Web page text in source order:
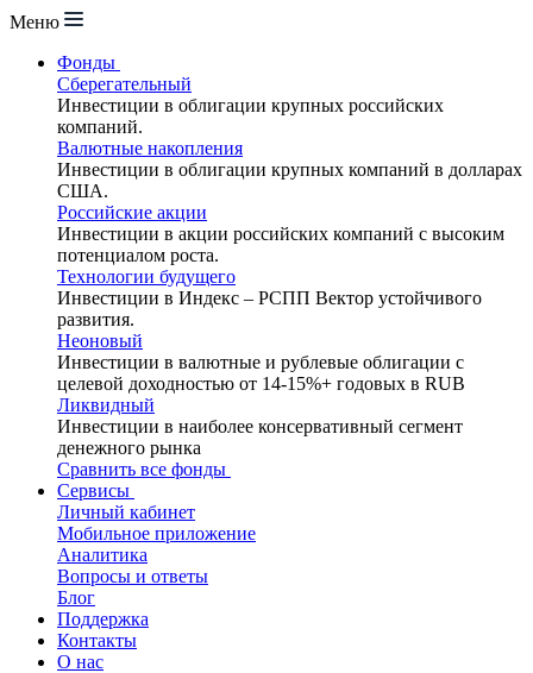
Меню
Фонды
Сберегательный
Инвестиции в облигации крупных российских
компаний.
Валютные накопления
Инвестиции в облигации крупных компаний в долларах
США.
Российские акции
Инвестиции в акции российских компаний с высоким
потенциалом роста.
Технологии будущего
Инвестиции в Индекс – РСПП Вектор устойчивого
развития.
Неоновый
Инвестиции в валютные и рублевые облигации с
целевой доходностью от 14-15%+ годовых в RUB
Ликвидный
Инвестиции в наиболее консервативный сегмент
денежного рынка
Сравнить все фонды
Сервисы
Личный кабинет
Мобильное приложение
Аналитика
Вопросы и ответы
Блог
Поддержка
Контакты
О нас